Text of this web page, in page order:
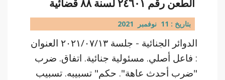
الطعن رقم ٢٤٦٠١ لسنة ٨٨ قضائية
بتاريخ : 11 نوفمبر 2021
الدوائر الجنائية - جلسة ٢٠٢١/٠٧/١٣ العنوان
: فاعل أصلي. مسئولية جنائية. اتفاق. ضرب
"ضرب أحدث عاهة". حكم" تسبيبه. تسبيب